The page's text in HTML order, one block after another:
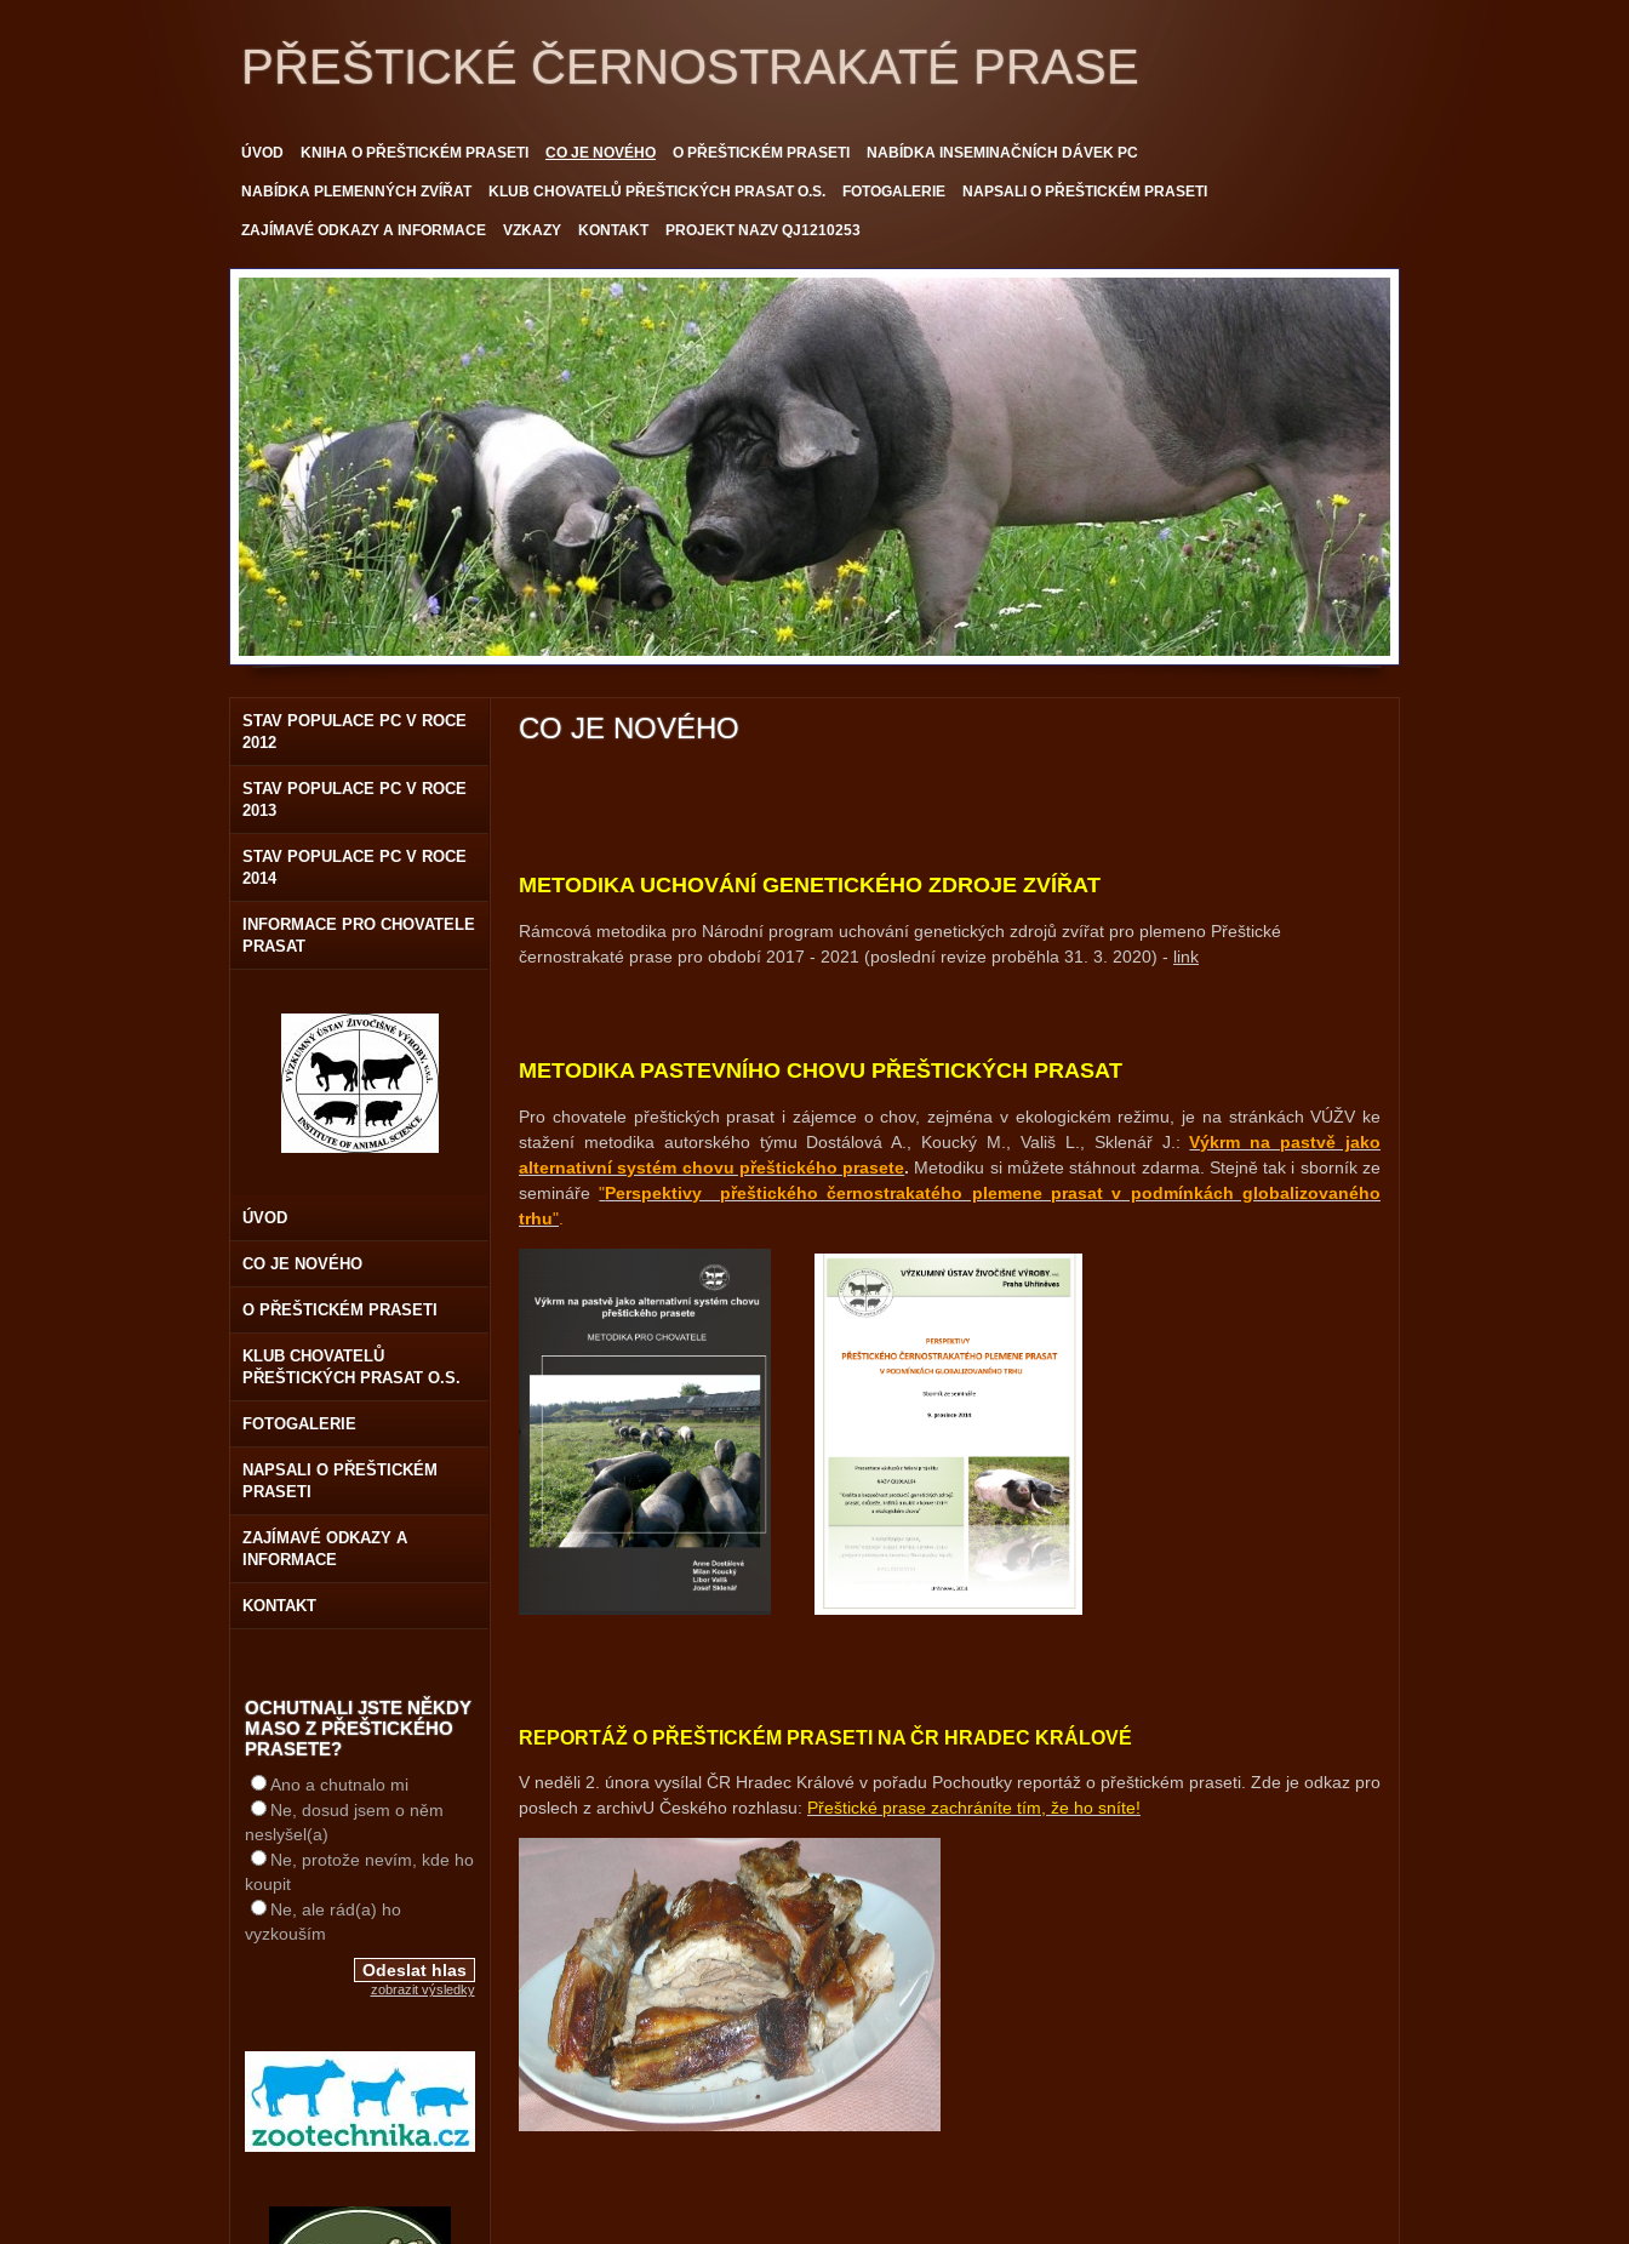
PŘEŠTICKÉ ČERNOSTRAKATÉ PRASE
ÚVOD KNIHA O PŘEŠTICKÉM PRASETI CO JE NOVÉHO O PŘEŠTICKÉM PRASETI NABÍDKA INSEMINAČNÍCH DÁVEK PC
NABÍDKA PLEMENNÝCH ZVÍŘAT KLUB CHOVATELŮ PŘEŠTICKÝCH PRASAT O.S. FOTOGALERIE NAPSALI O PŘEŠTICKÉM PRASETI
ZAJÍMAVÉ ODKAZY A INFORMACE VZKAZY KONTAKT PROJEKT NAZV QJ1210253
CO JE NOVÉHO
METODIKA UCHOVÁNÍ GENETICKÉHO ZDROJE ZVÍŘAT
Rámcová metodika pro Národní program uchování genetických zdrojů zvířat pro plemeno Přeštické
černostrakaté prase pro období 2017 - 2021 (poslední revize proběhla 31. 3. 2020) - link
METODIKA PASTEVNÍHO CHOVU PŘEŠTICKÝCH PRASAT
Pro chovatele přeštických prasat i zájemce o chov, zejména v ekologickém režimu, je na stránkách VÚŽV ke
stažení metodika autorského týmu Dostálová A., Koucký M., Vališ L., Sklenář J.:Výkrm na pastvě jako
alternativní systém chovu přeštického prasete. Metodiku si můžete stáhnout zdarma. Stejně tak i sborník ze
semináře"Perspektivy přeštického černostrakatého plemene prasat v podmínkách globalizovaného
trhu"
REPORTÁŽ O PŘEŠTICKÉM PRASETI NA ČR HRADEC KRÁLOVÉ
V neděli 2. února vysílal ČR Hradec Králové v pořadu Pochoutky reportáž o přeštickém praseti. Zde je odkaz pro
poslech z archivU Českého rozhlasu: Přeštické prase zachráníte tím, že ho sníte!
STAV POPULACE PC V ROCE
2012
STAV POPULACE PC V ROCE
2013
STAV POPULACE PC V ROCE
2014
INFORMACE PRO CHOVATELE
PRASAT
ÚVOD
CO JE NOVÉHO
O PŘEŠTICKÉM PRASETI
KLUB CHOVATELŮ
PŘEŠTICKÝCH PRASAT O.S.
FOTOGALERIE
NAPSALI O PŘEŠTICKÉM
PRASETI
ZAJÍMAVÉ ODKAZY A
INFORMACE
KONTAKT
OCHUTNALI JSTE NĚKDY
MASO Z PŘEŠTICKÉHO
PRASETE?
Ano a chutnalo mi
Ne, dosud jsem o něm
neslyšel(a)
Ne, protože nevím, kde ho
koupit
Ne, ale rád(a) ho
vyzkouším
zobrazit výsledky